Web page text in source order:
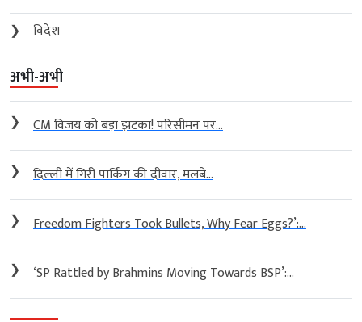
❯
विदेश
अभी-अभी
❯ CM विजय को बड़ा झटका! परिसीमन पर...
❯ दिल्ली में गिरी पार्किंग की दीवार, मलबे...
❯ Freedom Fighters Took Bullets, Why Fear Eggs?’:...
❯ ‘SP Rattled by Brahmins Moving Towards BSP’:...